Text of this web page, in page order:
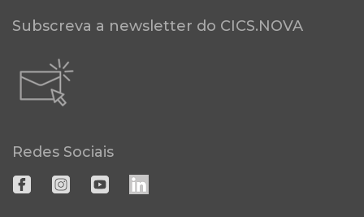
Subscreva a newsletter do CICS.NOVA
Redes Sociais